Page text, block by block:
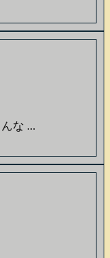
な ...